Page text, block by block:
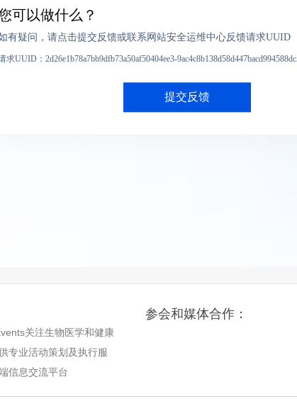
关注生物医学和健康
专业活动策划及执行服
信息交流平台
参会和媒体合作：